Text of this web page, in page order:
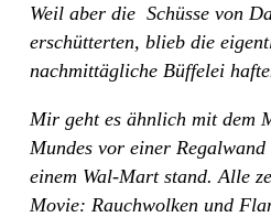
Weil aber die Schüsse von
erschütterten, blieb die
nachmittägliche Büffelei
Mir geht es ähnlich mit dem
Mundes vor einer
einem Wal-Mart stand. Alle
Movie: Rauchwolken und